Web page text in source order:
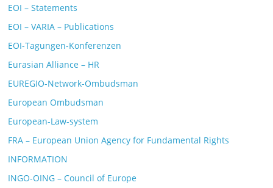
EOI – Statements
EOI – VARIA – Publications
EOI-Tagungen-Konferenzen
Eurasian Alliance – HR
EUREGIO-Network-Ombudsman
European Ombudsman
European-Law-system
FRA – European Union Agency for Fundamental Rights
INFORMATION
INGO-OING – Council of Europe